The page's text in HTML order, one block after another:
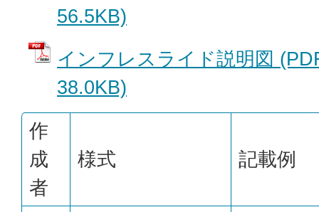
56.5KB)
インフレスライド説明図
38.0KB)
作
成
者
様式 記載例